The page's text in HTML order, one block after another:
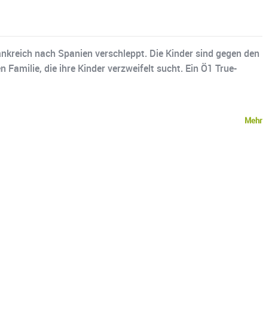
nach Spanien verschleppt. Die Kinder sind gegen den
die ihre Kinder verzweifelt sucht. Ein Ö1 True-
Mehr